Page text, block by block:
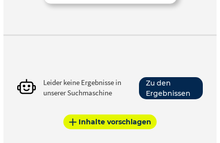
Leider keine Ergebnisse in
unserer Suchmaschine
Zu den
Ergebnissen
Inhalte vorschlagen